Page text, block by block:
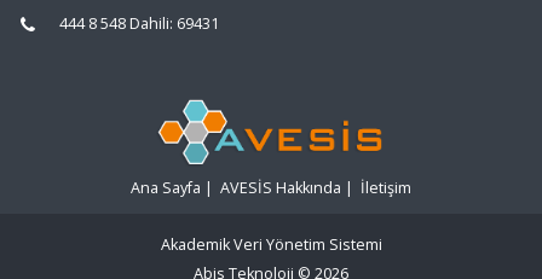
444 8 548 Dahili: 69431
Ana Sayfa | AVESİS Hakkında | İletişim
Akademik Veri Yönetim Sistemi
Abis Teknoloji © 2026